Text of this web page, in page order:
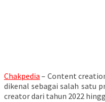
Chakpedia – Content
dikenal sebagai salah satu
creator dari tahun 2022